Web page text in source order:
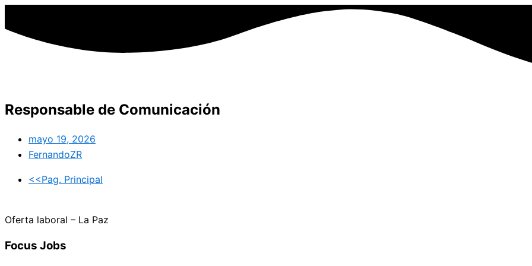
Responsable de Comunicación
mayo 19, 2026
FernandoZR
<<Pag. Principal
Oferta laboral – La Paz
Focus Jobs